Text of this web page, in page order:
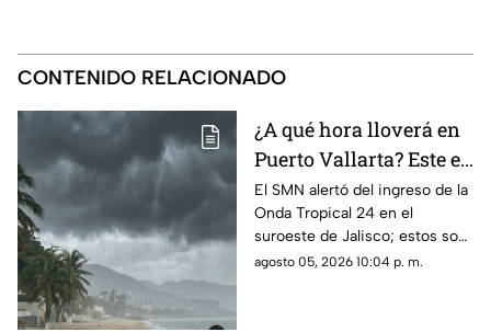
CONTENIDO RELACIONADO
¿A qué hora lloverá en
Puerto Vallarta? Este es
el pronóstico del clima
para este 6 de agosto
El SMN alertó del ingreso de la
Onda Tropical 24 en el
suroeste de Jalisco; estos son
los cambios en el clima
agosto 05, 2026 10:04 p. m.